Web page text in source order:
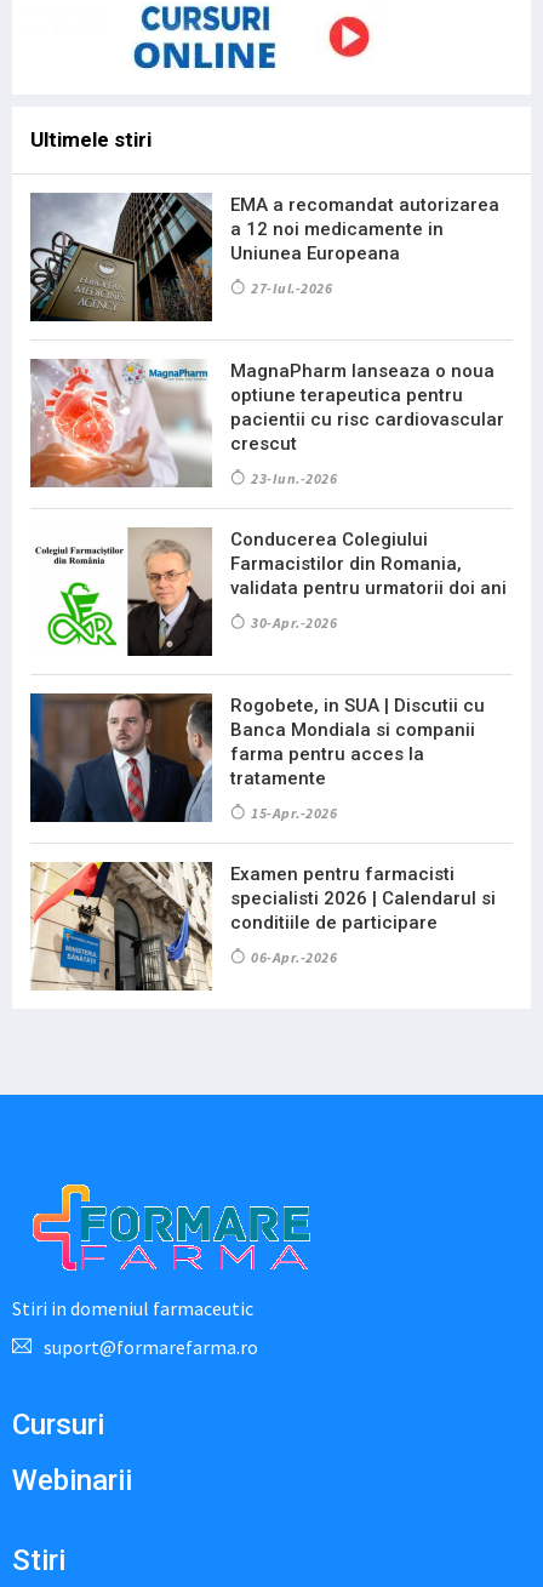
Ultimele stiri
EMA a recomandat autorizarea
a 12 noi medicamente in
Uniunea Europeana
27-Iul.-2026
MagnaPharm lanseaza o noua
optiune terapeutica pentru
pacientii cu risc cardiovascular
crescut
23-Iun.-2026
Conducerea Colegiului
Farmacistilor din Romania,
validata pentru urmatorii doi ani
30-Apr.-2026
Rogobete, in SUA | Discutii cu
Banca Mondiala si companii
farma pentru acces la
tratamente
15-Apr.-2026
Examen pentru farmacisti
specialisti 2026 | Calendarul si
conditiile de participare
06-Apr.-2026
Stiri in domeniul farmaceutic
suport@formarefarma.ro
Cursuri
Webinarii
Stiri